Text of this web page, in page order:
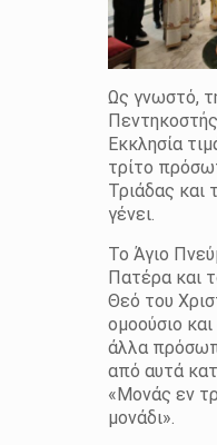
Ως γνωστό,
Εκκλησία
τρίτο
Τριάδας και
γένει.
Το Άγιο
Πατέρα και
Θεό του
ομοούσιο
άλλα
από αυτά
«Μονάς εν
μονάδι».